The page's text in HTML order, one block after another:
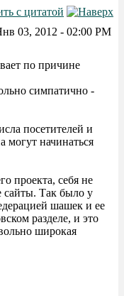
03, 2012 - 02:00 PM
по причине
симпатично -
посетителей и
могут начинаться
проекта, себя не
сайты. Так было у
шашек и ее
разделе, и это
широкая